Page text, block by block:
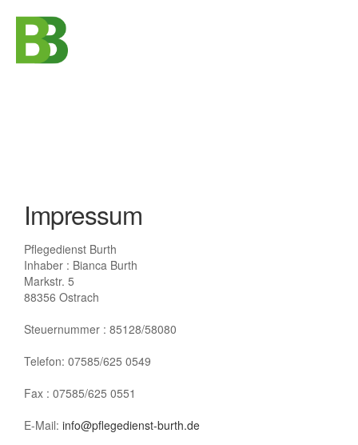
JOBS
Impressum
Pflegedienst Burth
Inhaber : Bianca Burth
Markstr. 5
88356 Ostrach
Steuernummer : 85128/58080
Telefon: 07585/625 0549
Fax : 07585/625 0551
E-Mail: info@pflegedienst-burth.de